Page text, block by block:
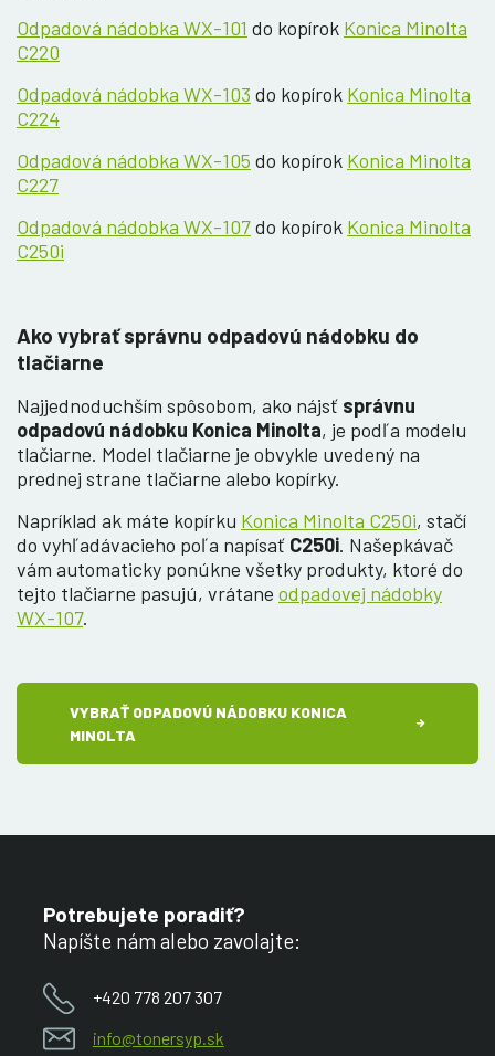
Odpadová nádobka WX-101 do kopírok Konica Minolta
C220
Odpadová nádobka WX-103 do kopírok Konica Minolta
C224
Odpadová nádobka WX-105 do kopírok Konica Minolta
C227
Odpadová nádobka WX-107do kopírok Konica Minolta
C250i
Ako vybrať správnu odpadovú nádobku do
tlačiarne
Najjednoduchším spôsobom, ako nájsť správnu
odpadovú nádobku Konica Minolta, je podľa modelu
tlačiarne. Model tlačiarne je obvykle uvedený na
prednej strane tlačiarne alebo kopírky.
Napríklad ak máte kopírku Konica Minolta C250i, stačí
do vyhľadávacieho poľa napísať C250i. Našepkávač
vám automaticky ponúkne všetky produkty, ktoré do
tejto tlačiarne pasujú, vrátane odpadovej nádobky
WX-107.
VYBRAŤ ODPADOVÚ NÁDOBKU KONICA
MINOLTA
Potrebujete poradiť?
Napíšte nám alebo zavolajte:
+420 778 207 307
info@tonersyp.sk